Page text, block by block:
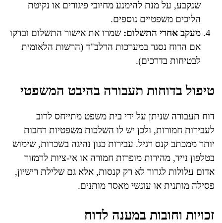
שנקבע, על מנת להימנע מחיובי פיגורים או נקיטת
הליכים משפטיים נוספים.
מעקב אחרי התשלום: שמרו את אישור התשלום ובדקו
אם הדוח נסגר במערכות הרלב"ד (הרשות הלאומית
לבטיחות בדרכים).
טיפול בדוחות תעבורה בהיבט המשפטי
דוח תעבורה שניתן על ידי בית משפט מתייחס לרוב
לעבירות חמורות, ולכן יש לו השלכות משפטיות רחבות
יותר ממכתב קנס רגיל. עבירות כגון נהיגה בשכרות, שימוש
בטלפון נייד, מהירות מופרזת חמורה או אי-ציות לרמזור
אדום עלולות לגרור לא רק קנסות, אלא גם שלילת רישיון,
פסילה מותנית או עונשי מאסר מותנים.
זכויות וחובות במענה לדוח